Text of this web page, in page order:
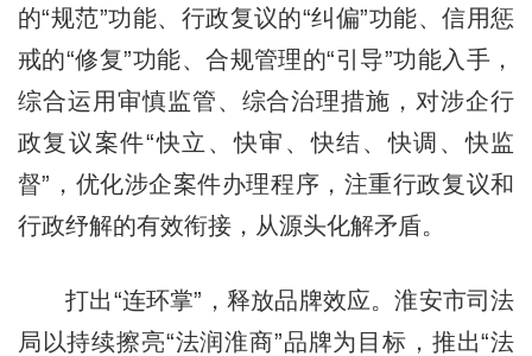
的“规范”功能、行政复议的“纠偏”功能、信用惩
戒的“修复”功能、合规管理的“引导”功能入手，
综合运用审慎监管、综合治理措施，对涉企行
政复议案件“快立、快审、快结、快调、快监
督”，优化涉企案件办理程序，注重行政复议和
行政纾解的有效衔接，从源头化解矛盾。
打出“连环掌”，释放品牌效应。淮安市司法
局以持续擦亮“法润淮商”品牌为目标，推出“法